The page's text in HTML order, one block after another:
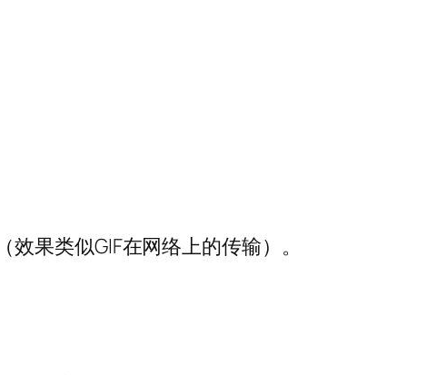
果类似GIF在网络上的传输）。